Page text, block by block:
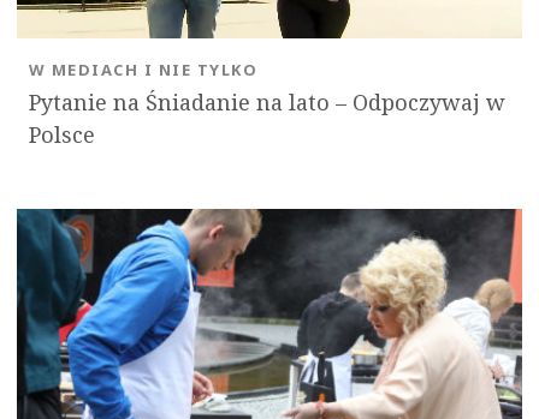
Pytanie na Śniadanie na lato – Odpoczywaj w
Polsce
W MEDIACH I NIE TYLKO